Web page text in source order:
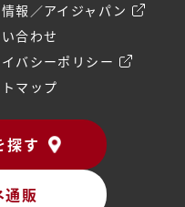
報／アイジャパン
合わせ
バシーポリシー
マップ
探す
通販